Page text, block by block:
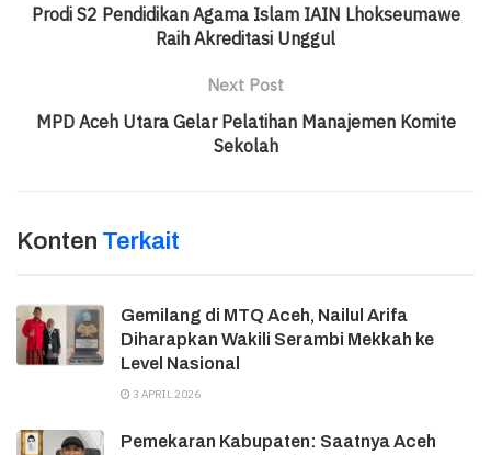
Prodi S2 Pendidikan Agama Islam IAIN Lhokseumawe
Raih Akreditasi Unggul
Next Post
MPD Aceh Utara Gelar Pelatihan Manajemen Komite
Sekolah
Konten Terkait
Gemilang di MTQ Aceh, Nailul Arifa
Diharapkan Wakili Serambi Mekkah ke
Level Nasional
3 APRIL 2026
Pemekaran Kabupaten: Saatnya Aceh